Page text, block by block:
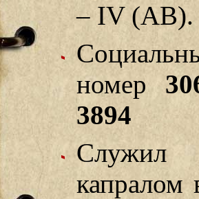
– IV (AB).
номер
3894
Служил
капралом